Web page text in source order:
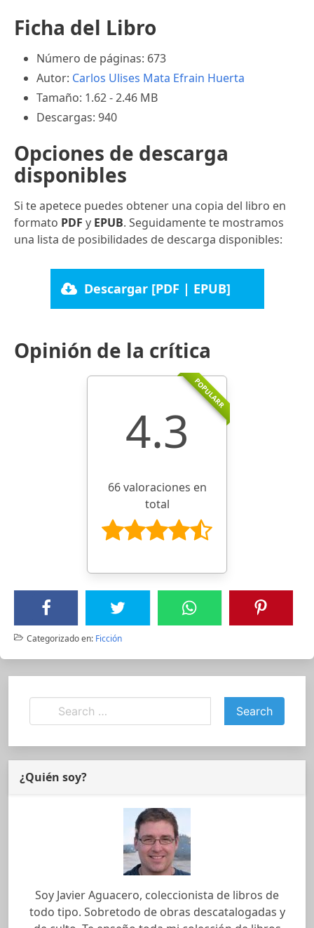
Ficha del Libro
Número de páginas: 673
Autor: Carlos Ulises Mata Efrain Huerta
Tamaño: 1.62 - 2.46 MB
Descargas: 940
Opciones de descarga
disponibles
Si te apetece puedes obtener una copia del libro en
formato PDF y EPUB. Seguidamente te mostramos
una lista de posibilidades de descarga disponibles:
Descargar [PDF | EPUB]
Opinión de la crítica
POPULARR
4.3
66 valoraciones en
total
Categorizado en: Ficción
¿Quién soy?
Soy Javier Aguacero, coleccionista de libros de
todo tipo. Sobretodo de obras descatalogadas y